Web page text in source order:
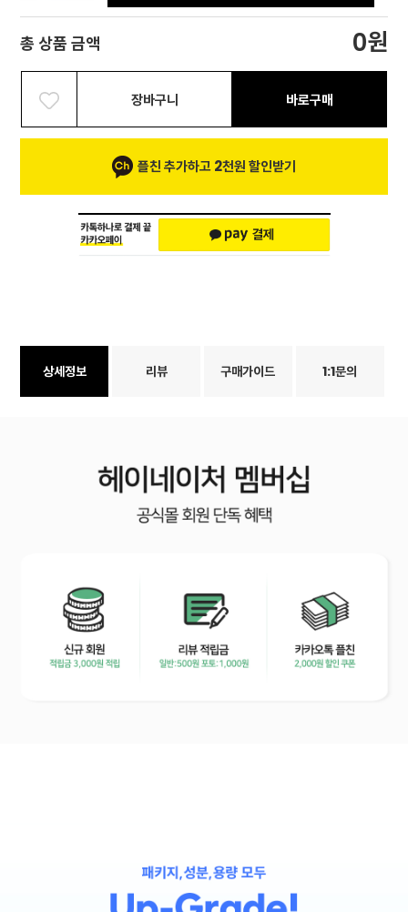
총 상품 금액 0원
장바구니 바로구매
플친 추가하고 2천원 할인받기
상세정보 리뷰 구매가이드 1:1문의